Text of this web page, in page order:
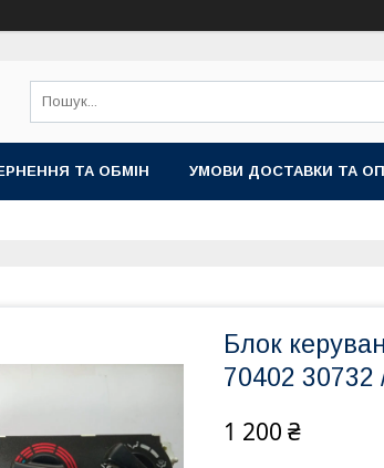
ТА ОБМІН УМОВИ ДОСТАВКИ ТА
Блок
70402 30732
1 200 ₴